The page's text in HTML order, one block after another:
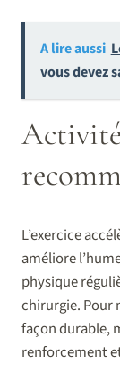
A lire aussi
vous devez
L’exercice
améliore
physique
chirurgie. Pour
façon durable,
renforcement